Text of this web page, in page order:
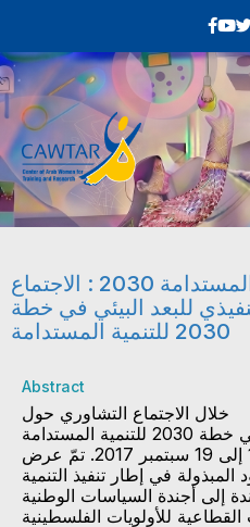
فلسطين وأجندة التنمية المستدامة 2030 : الاجتماع
للبعد البيئي في خطة
2030 للتنمية المستدامة
Abstract
خلال الاجتماع التشاوري حول
الإطار التنفيذي للبعد البيئي في خطة 2030 للتنمية المستدامة
الذي انعقد بالقاهرة من 18 إلى 19 سبتمبر 2017. تمّ عرض
في إطار تنفيذ التنمية
إلى أجندة السياسات الوطنية